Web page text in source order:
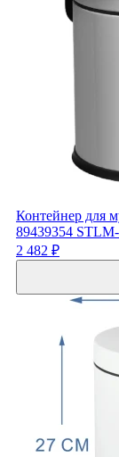
Контейнер для
89439354
2 482 ₽